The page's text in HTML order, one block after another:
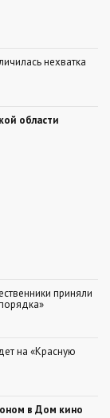
нехватка
области
приняли
на «Красную
в Дом кино